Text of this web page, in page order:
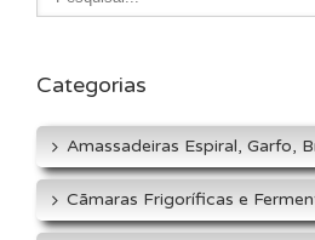
Categorias
Amassadeiras Espiral, Garfo,
Cãmaras Frigoríficas e